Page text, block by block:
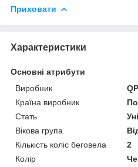
Приховати
Характеристики
Основні атрибути
Виробник
Країна виробник
Стать
Вікова група
Кількість коліс беговела
2
Колір